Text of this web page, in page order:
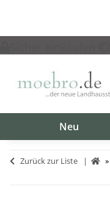
Neu
Zurück zur Liste